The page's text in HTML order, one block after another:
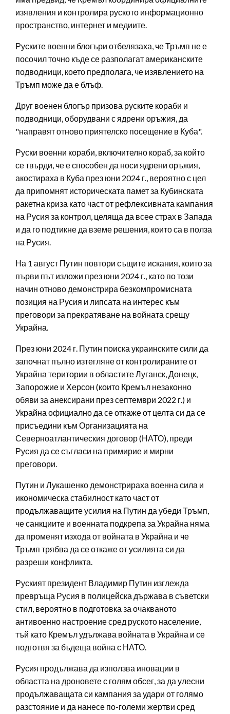
изявления и контролира руското информационно
пространство, интернет и медиите.
Руските военни блогъри отбелязаха, че Тръмп не е
посочил точно къде се разполагат американските
подводници, което предполага, че изявлението на
Тръмп може да е блъф.
Друг военен блогър призова руските кораби и
подводници, оборудвани с ядрени оръжия, да
"направят отново приятелско посещение в Куба".
Руски военни кораби, включително кораб, за който
се твърди, че е способен да носи ядрени оръжия,
акостираха в Куба през юни 2024 г., вероятно с цел
да припомнят историческата памет за Кубинската
ракетна криза като част от рефлексивната кампания
на Русия за контрол, целяща да всее страх в Запада
и да го подтикне да вземе решения, които са в полза
на Русия.
На 1 август Путин повтори същите искания, които за
първи път изложи през юни 2024 г., като по този
начин отново демонстрира безкомпромисната
позиция на Русия и липсата на интерес към
преговори за прекратяване на войната срещу
Украйна.
През юни 2024 г. Путин поиска украинските сили да
започнат пълно изтегляне от контролираните от
Украйна територии в областите Луганск, Донецк,
Запорожие и Херсон (които Кремъл незаконно
обяви за анексирани през септември 2022 г.) и
Украйна официално да се откаже от целта си да се
присъедини към Организацията на
Северноатлантическия договор (НАТО), преди
Русия да се съгласи на примирие и мирни
преговори.
Путин и Лукашенко демонстрираха военна сила и
икономическа стабилност като част от
продължаващите усилия на Путин да убеди Тръмп,
че санкциите и военната подкрепа за Украйна няма
да променят изхода от войната в Украйна и че
Тръмп трябва да се откаже от усилията си да
разреши конфликта.
Руският президент Владимир Путин изглежда
превръща Русия в полицейска държава в съветски
стил, вероятно в подготовка за очакваното
антивоенно настроение сред руското население,
тъй като Кремъл удължава войната в Украйна и се
подготвя за бъдеща война с НАТО.
Русия продължава да използва иновации в
областта на дроновете с голям обсег, за да улесни
продължаващата си кампания за удари от голямо
разстояние и да нанесе по-големи жертви сред